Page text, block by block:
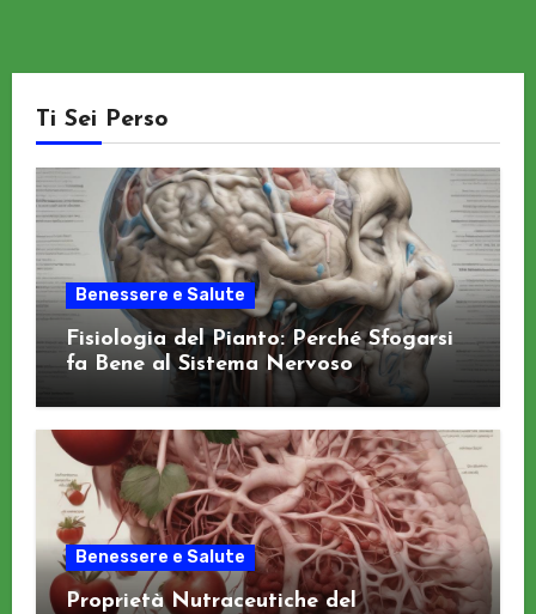
Ti Sei Perso
Benessere e Salute
Fisiologia del Pianto: Perché Sfogarsi
fa Bene al Sistema Nervoso
Benessere e Salute
Proprietà Nutraceutiche del